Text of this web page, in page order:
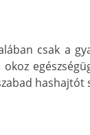
csak a
hashajtót